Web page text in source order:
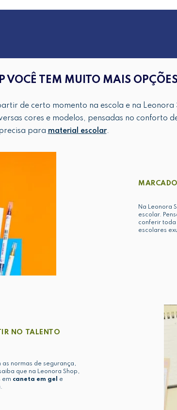
VOCÊ TEM MUITO MAIS
de certo momento na escola e na Leonora
cores e modelos, pensadas no conforto
para material escolar.
Na Leonora
escolar.
conferir toda
escolares
NO TALENTO
normas de segurança,
que na Leonora Shop,
em caneta em gel
e